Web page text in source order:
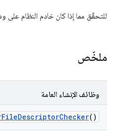
للتحقّق مما إذا كان خادم النظام على
ملخّص
وظائف الإنشاء العامة
FileDescriptorChecker()